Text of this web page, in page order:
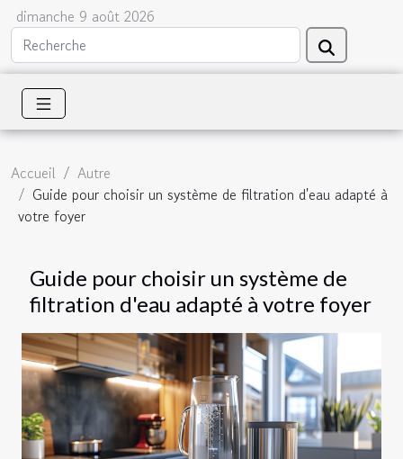
dimanche 9 août 2026
Accueil
Autre
Guide pour choisir un système de filtration d'eau adapté à
votre foyer
Guide pour choisir un système de
filtration d'eau adapté à votre foyer